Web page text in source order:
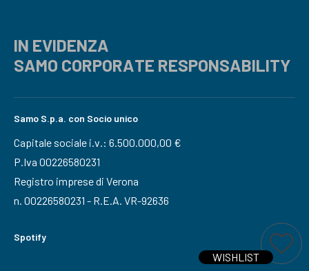
WISHLIST
IN EVIDENZA
SAMO CORPORATE RESPONSABILITY
Samo S.p.a. con Socio unico
Capitale sociale i.v.: 6.500.000,00 €
P.Iva 00226580231
Registro imprese di Verona
n. 00226580231 - R.E.A. VR-92636
Spotify
Aggiungi a